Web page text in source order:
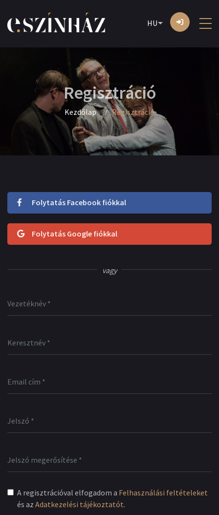
HU
Regisztráció
Kezdőlap Regisztráció
Folytatás Facebook fiókkal
Folytatás Google fiókkal
vagy
A regisztrációval elfogadom a Felhasználási feltételeket
és az Adatkezelési tájékoztatót.